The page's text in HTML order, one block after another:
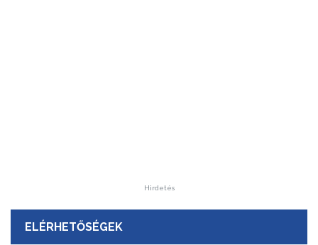
Hirdetés
ELÉRHETŐSÉGEK